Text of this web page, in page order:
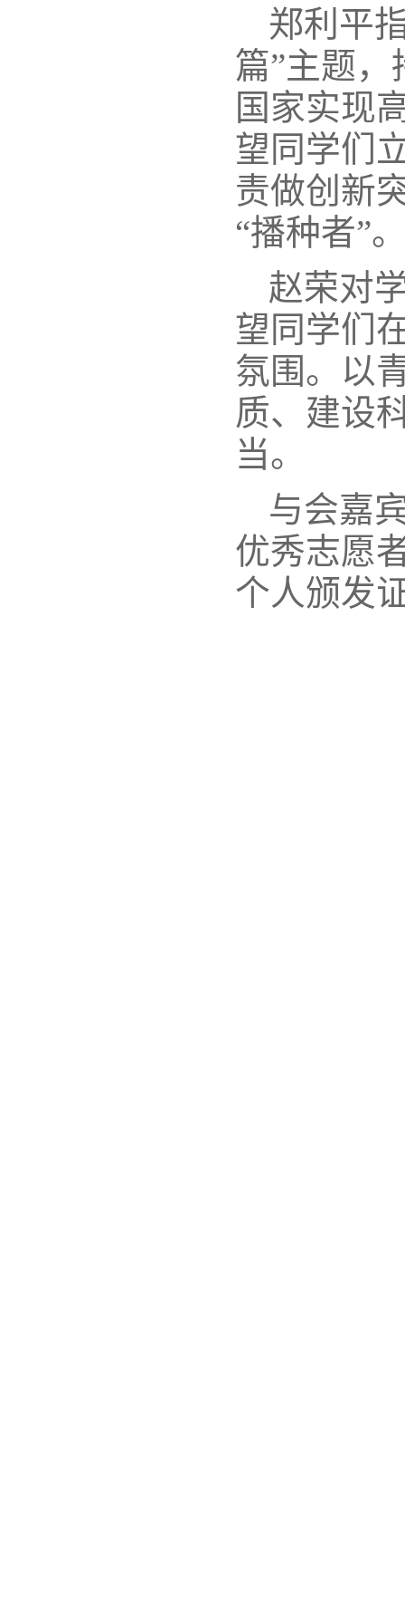
郑利平
篇”主题
国家实现
望同学们
责做创新
“播种者”
赵荣对
望同学们
氛围。以
质、建设
当。
与会嘉
优秀志愿
个人颁发